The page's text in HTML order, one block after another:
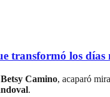
transformó los
Betsy Camino, acaparó
.